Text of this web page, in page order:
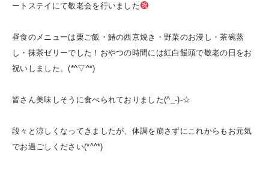
ートステイにて敬老会を行いました
昼食のメニューは栗ご飯・鰆の西京焼き・野菜のお浸し・茶碗蒸
し・抹茶ゼリーでした！おやつの時間には紅白饅頭で敬老の日をお
祝いしました。(*^▽^*)
皆さん美味しそうに食べられておりました(^_-)-☆
段々と涼しくなってきましたが、体調を崩さずにこれからもお元気
でお過ごしください(*^^*)